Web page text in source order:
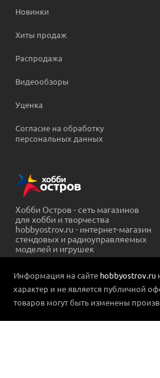
Новинки
Хиты продаж
Распродажа
Видеообзоры
Уценка
Согласие на обработку
персональных данных
Хобби Остров - сеть магазинов
для хобби и творчества
hobbyostrov.ru - интернет-магазин
стендовых и радиоуправляемых
моделей и игрушек
Информация на сайте hobbyostrov.ru
характер и не является публичной
товаров могут быть изменены